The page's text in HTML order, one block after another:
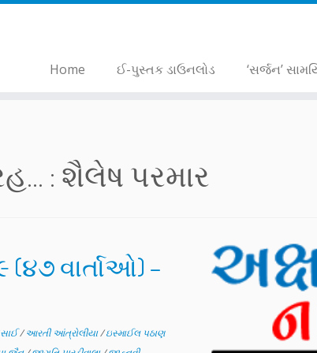
Home ઈ-પુસ્તક ડાઉનલોડ ‘સર્જન’
: શૈલેષ પરમાર
(૪૭ વાર્તાઓ) –
/આરતી આંત્રોલીયા/ઇસ્માઈલ પઠાણ